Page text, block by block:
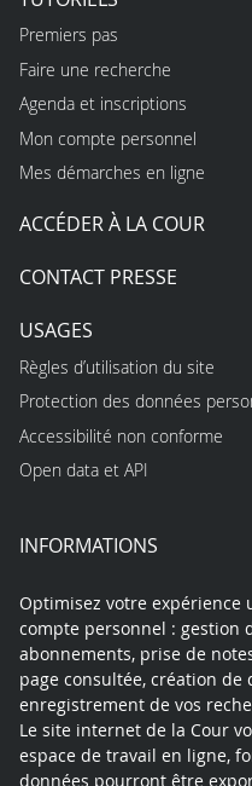
Premiers pas
Faire une recherche
Agenda et inscriptions
Mon compte personnel
Mes démarches en ligne
ACCÉDER À LA COUR
CONTACT PRESSE
USAGES
Règles d’utilisation du site
Protection des données
Accessibilité non conforme
Open data et API
INFORMATIONS
Optimisez votre
compte personnel : gestion
abonnements, prise de
page consultée, création de
enregistrement de vos
Le site internet de la Cour
espace de travail en ligne,
données pourront être